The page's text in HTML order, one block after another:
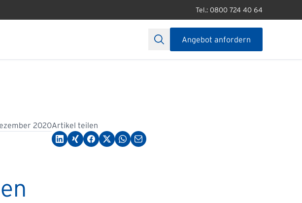
Tel.: 0800 724 40 64
Angebot anfordern
2020Artikel teilen